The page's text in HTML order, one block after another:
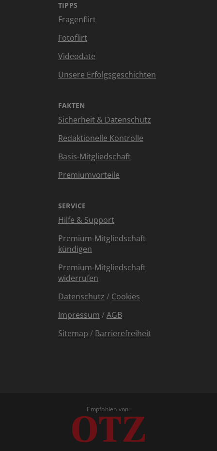
TIPPS
Fragenflirt
Fotoflirt
Videodate
Unsere Erfolgsgeschichten
FAKTEN
Sicherheit & Datenschutz
Redaktionelle Kontrolle
Basis-Mitgliedschaft
Premiumvorteile
SERVICE
Hilfe & Support
Premium-Mitgliedschaft
kündigen
Premium-Mitgliedschaft
widerrufen
Datenschutz / Cookies
Impressum /AGB
Sitemap / Barrierefreiheit
Empfohlen von: